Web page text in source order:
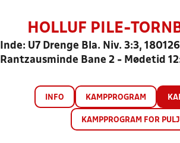
HOLLUF PILE-
Inde: U7 Drenge Bla. Niv. 3:3, 180126,
Rantzausminde Bane 2 - Mødetid
INFO KAMPPROGRAM
KAMPPROGRAM FOR